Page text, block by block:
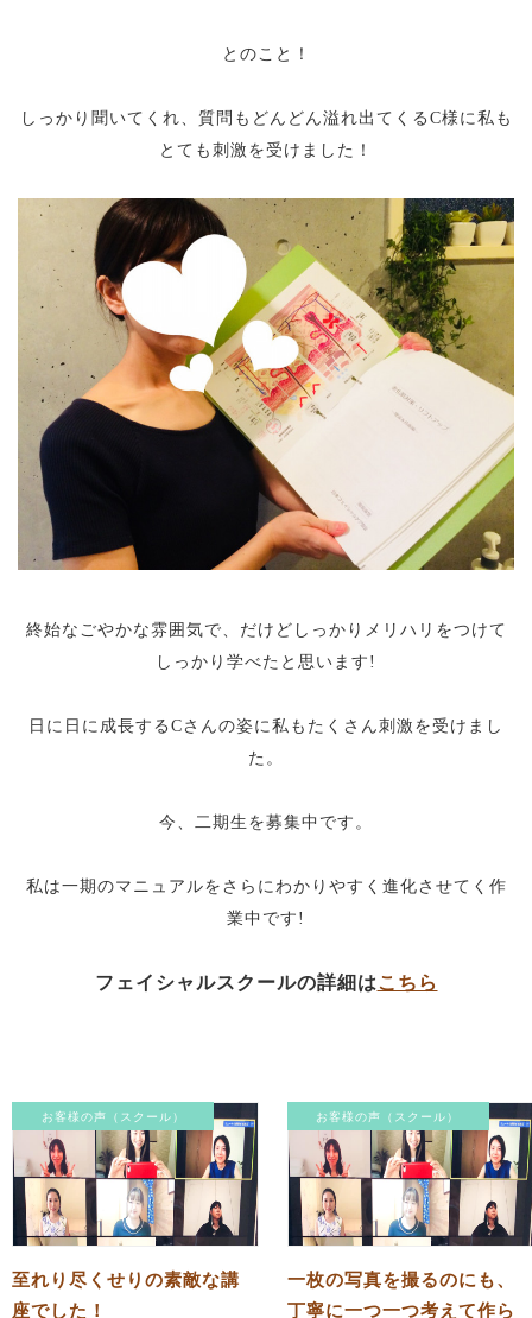
とのこと！
しっかり聞いてくれ、質問もどんどん溢れ出てくるC様に私も
とても刺激を受けました！
終始なごやかな雰囲気で、だけどしっかりメリハリをつけて
しっかり学べたと思います!
日に日に成長するCさんの姿に私もたくさん刺激を受けまし
た。
今、二期生を募集中です。
私は一期のマニュアルをさらにわかりやすく進化させてく作
業中です!
フェイシャルスクールの詳細は こちら
お客様の声（スクール）
至れり尽くせりの素敵な講
座でした！
お客様の声（スクール）
一枚の写真を撮るのにも、
丁寧に一つ一つ考えて作ら